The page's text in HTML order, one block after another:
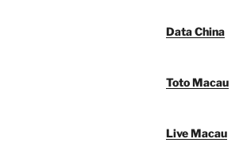
Data China
Toto Macau
Live Macau